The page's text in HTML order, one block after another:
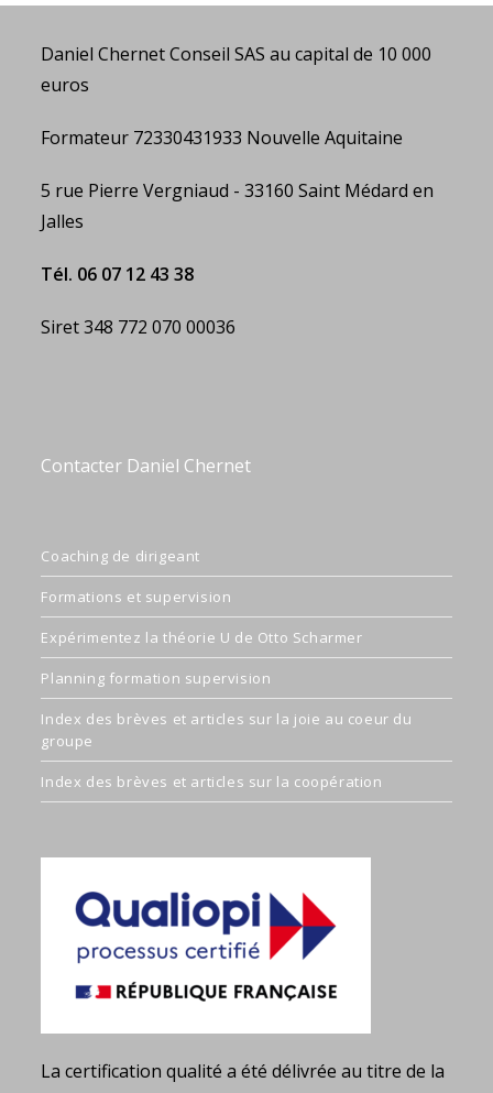
Daniel Chernet Conseil SAS au capital de 10 000
euros
Formateur 72330431933 Nouvelle Aquitaine
5 rue Pierre Vergniaud - 33160 Saint Médard en
Jalles
Tél. 06 07 12 43 38
Siret 348 772 070 00036
Contacter Daniel Chernet
Coaching de dirigeant
Formations et supervision
Expérimentez la théorie U de Otto Scharmer
Planning formation supervision
Index des brèves et articles sur la joie au coeur du
groupe
Index des brèves et articles sur la coopération
La certification qualité a été délivrée au titre de la